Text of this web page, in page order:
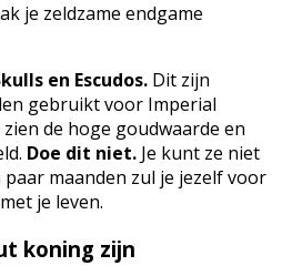
je zeldzame endgame
en Escudos. Dit zijn
gebruikt voor Imperial
de hoge goudwaarde en
Doe dit niet. Je kunt ze niet
maanden zul je jezelf voor
je leven.
koning zijn